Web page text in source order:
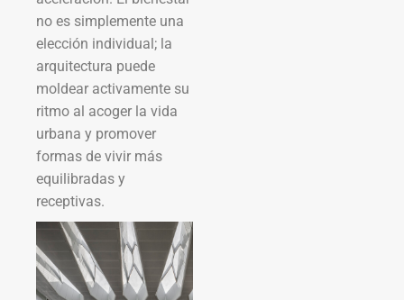
no es simplemente una
elección individual; la
arquitectura puede
moldear activamente su
ritmo al acoger la vida
urbana y promover
formas de vivir más
equilibradas y
receptivas.